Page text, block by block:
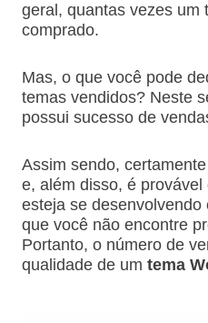
geral, quantas vezes um
comprado.
Mas, o que você pode
temas vendidos? Neste
possui sucesso de
Assim sendo,
e, além disso, é
esteja se
que você não encontre
Portanto, o número de
qualidade de um tema